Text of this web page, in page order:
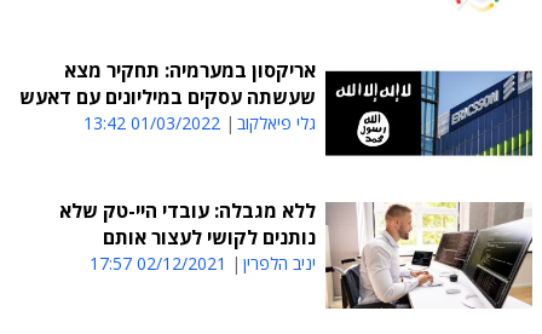
אריקסון במערמיה: תחקיר מצא
שעשתה עסקים במיליונים עם דאעש
גלי פיאלקוב 01/03/2022 13:42
ללא מגבלה: עובדי היי-טק שלא
נותנים לקושי לעצור אותם
יניב הלפרין 02/12/2021 17:57